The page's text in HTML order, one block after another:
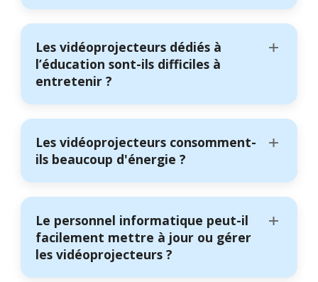
Les vidéoprojecteurs dédiés à
l’éducation sont-ils difficiles à
entretenir ?
Les vidéoprojecteurs consomment-
ils beaucoup d'énergie ?
Le personnel informatique peut-il
facilement mettre à jour ou gérer
les vidéoprojecteurs ?